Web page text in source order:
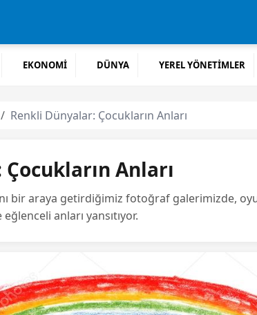
EKONOMİ DÜNYA YEREL YÖNETİMLER
Renkli Dünyalar: Çocukların Anları
Anları
bir araya getirdiğimiz fotoğraf galerimizde,
anları yansıtıyor.